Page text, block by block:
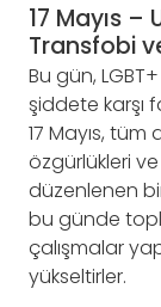
17 Mayıs
Transfobi
Bu gün,
şiddete karşı
17 Mayıs,
özgürlükleri
düzenlenen
bu günde
çalışmalar
yükseltirler.